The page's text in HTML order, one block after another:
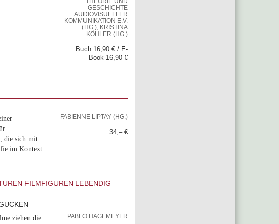
GESCHICHTE
AUDIOVISUELLER
KOMMUNIKATION E.V.
(HG.), KRISTINA
KÖHLER (HG.)
Buch 16,90 € / E-
Book 16,90 €
die sich mit
im Kontext
FABIENNE LIPTAY (HG.)
34,– €
FILMFIGUREN LEBENDIG
ziehen die
PABLO HAGEMEYER